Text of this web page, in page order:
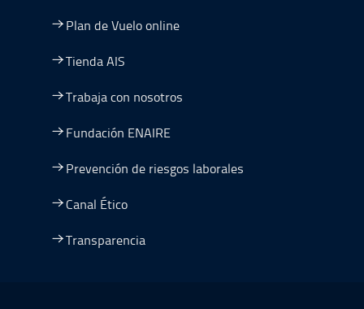
Plan de Vuelo online
Tienda AIS
Trabaja con nosotros
Fundación ENAIRE
Prevención de riesgos laborales
Canal Ético
Transparencia